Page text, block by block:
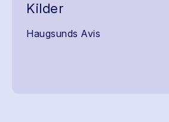
Kilder
Haugsunds Avis